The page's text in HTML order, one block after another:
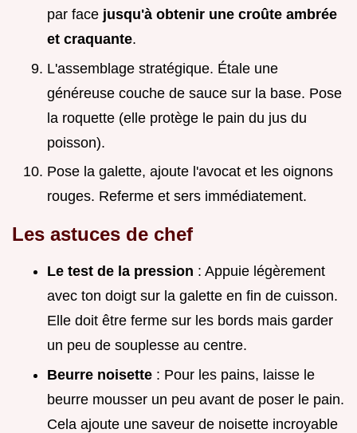
par face jusqu'à obtenir une croûte ambrée
et craquante.
L'assemblage stratégique. Étale une
généreuse couche de sauce sur la base. Pose
la roquette (elle protège le pain du jus du
poisson).
Pose la galette, ajoute l'avocat et les oignons
rouges. Referme et sers immédiatement.
Les astuces de chef
Le test de la pression : Appuie légèrement
avec ton doigt sur la galette en fin de cuisson.
Elle doit être ferme sur les bords mais garder
un peu de souplesse au centre.
Beurre noisette : Pour les pains, laisse le
beurre mousser un peu avant de poser le pain.
Cela ajoute une saveur de noisette incroyable